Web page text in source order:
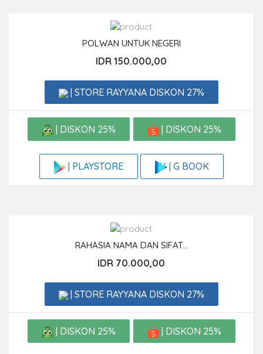
POLWAN UNTUK NEGERI
IDR 150.000,00
| STORE RAYYANA DISKON 27%
| DISKON 25% | DISKON 25%
| PLAYSTORE | G BOOK
RAHASIA NAMA DAN SIFAT...
IDR 70.000,00
| STORE RAYYANA DISKON 27%
| DISKON 25% | DISKON 25%